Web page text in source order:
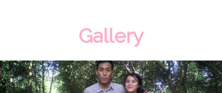
Gallery